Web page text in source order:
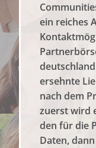
ein reiches
ersehnte
nach dem
zuerst wird
den für die
Daten,